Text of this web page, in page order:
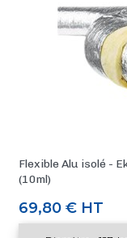
Flexible Alu isolé -
(10ml)
Prix
69,80 € HT